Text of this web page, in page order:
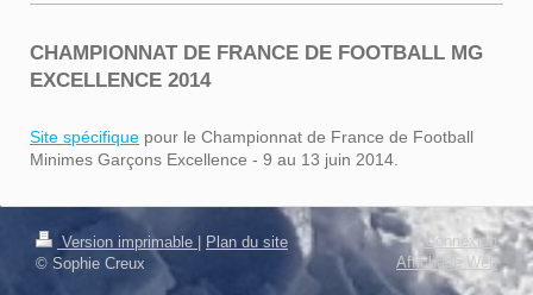
CHAMPIONNAT DE FRANCE DE FOOTBALL MG
EXCELLENCE 2014
Site spécifique pour le Championnat de France de Football
Minimes Garçons Excellence - 9 au 13 juin 2014.
Version imprimable
Plan du site
© Sophie Creux
Connexion
Affichage Web